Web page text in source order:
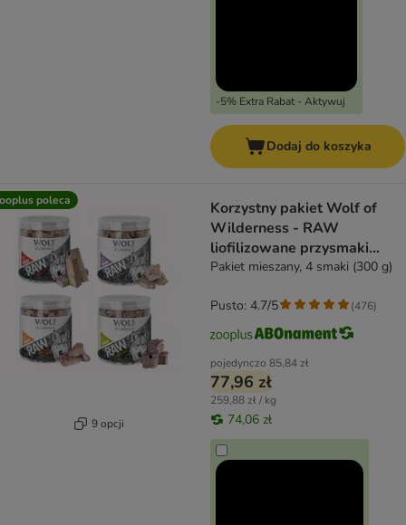
-5% Extra Rabat - Aktywuj
Dodaj do koszyka
poleca
9 opcji
Korzystny pakiet Wolf of
Wilderness - RAW
liofilizowane przysmaki
premium
Pakiet mieszany, 4 smaki (300 g)
pojedynczo 85,84 zł
77,96 zł
259,88 zł / kg
74,06 zł
Pusto: 4.7/5 (476)